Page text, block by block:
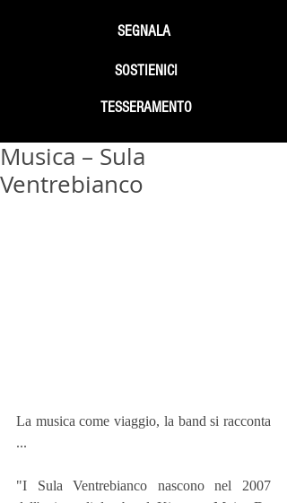
SEGNALA
SOSTIENICI
TESSERAMENTO
Musica – Sula
Ventrebianco
La musica come viaggio, la band si racconta
...
"I Sula Ventrebianco nascono nel 2007